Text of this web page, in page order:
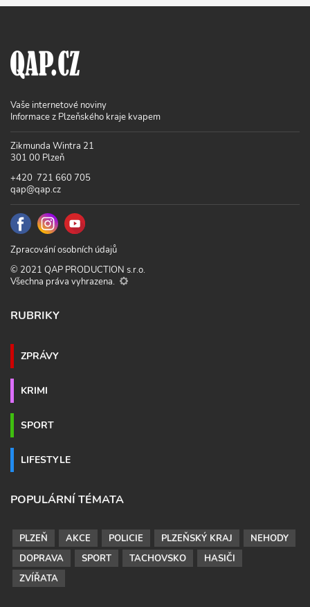
Vaše internetové noviny
Informace z Plzeňského kraje kvapem
Zikmunda Wintra 21
301 00 Plzeň
+420 721 660 705
qap@qap.cz
Zpracování osobních údajů
© 2021 QAP PRODUCTION s.r.o.
Všechna práva vyhrazena.
RUBRIKY
ZPRÁVY
KRIMI
SPORT
LIFESTYLE
POPULÁRNÍ TÉMATA
PLZEŇ AKCE POLICIE PLZEŇSKÝ KRAJ
NEHODY
DOPRAVA
SPORT TACHOVSKO
HASIČI
ZVÍŘATA